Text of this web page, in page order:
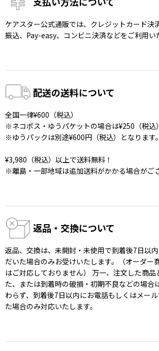
ケアスター公式通販では、クレジットカード決
振込、Pay-easy、コンビニ決済などをご利用い
配送の送料について
全国一律¥600（税込）
※ネコポス・ゆうパケットの場合は¥250（税込
※ゆうパックは別途¥600円（税込）となります。
¥3,980（税込）以上で送料無料！
※離島・一部地域は追加送料がかかる場合がご
返品・交換について
返品、交換は、未開封・未使用で到着後7日以
だいた場合のみお受けいたします。（オーダー
はご対応しておりません） 万一、注文した商
た、または到着時の破損・初期不良などの場合
わらず、到着後7日以内にお電話もしくはメー
た場合のみ対応いたします。